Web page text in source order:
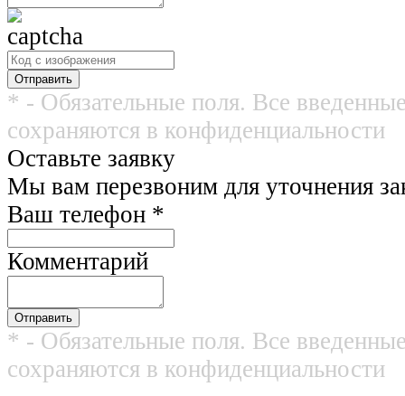
* - Обязательные поля. Все
сохраняются в конфиденциальности
Оставьте заявку
Мы вам перезвоним для уточнения
Ваш телефон *
Комментарий
* - Обязательные поля. Все
сохраняются в конфиденциальности